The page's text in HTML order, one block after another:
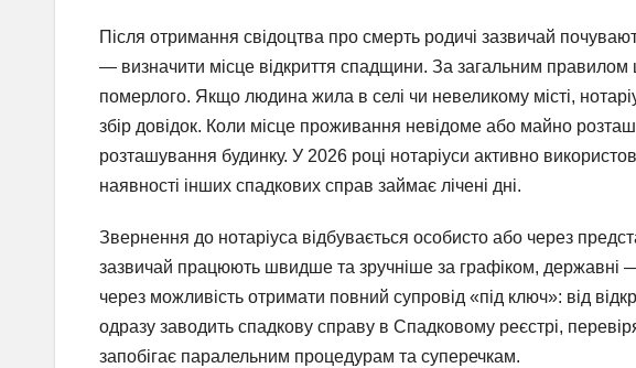
Після отримання свідоцтва про смерть родичі зазвичай
— визначити місце відкриття спадщини. За загальним правилом
померлого. Якщо людина жила в селі чи невеликому місті,
збір довідок. Коли місце проживання невідоме або майно
розташування будинку. У 2026 році нотаріуси активно
наявності інших спадкових справ займає лічені дні.
Звернення до нотаріуса відбувається особисто або через
зазвичай працюють швидше та зручніше за графіком,
через можливість отримати повний супровід «під ключ»: від
одразу заводить спадкову справу в Спадковому реєстрі,
запобігає паралельним процедурам та суперечкам.